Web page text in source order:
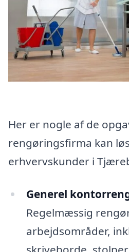
Her er nogle af de
rengøringsfirma kan
erhvervskunder i
Generel
Regelmæssig
arbejdsområder,